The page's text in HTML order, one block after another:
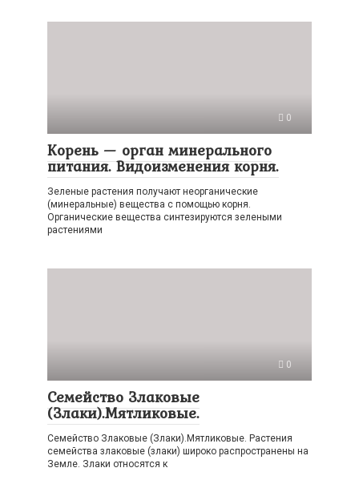
0
Корень — орган минерального
питания. Видоизменения корня.
Зеленые растения получают неорганические
(минеральные) вещества с помощью корня.
Органические вещества синтезируются зелеными
растениями
0
Семейство Злаковые
(Злаки).Мятликовые.
Семейство Злаковые (Злаки).Мятликовые. Растения
семейства злаковые (злаки) широко распространены на
Земле. Злаки относятся к